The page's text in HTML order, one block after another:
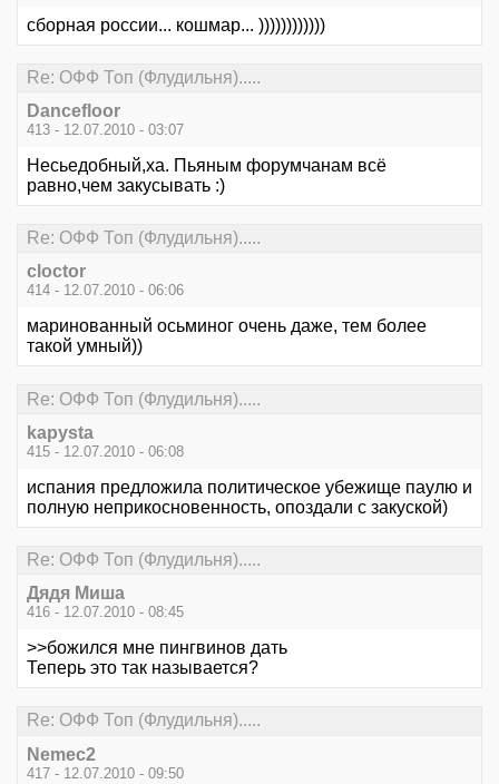
сборная россии... кошмар... ))))))))))))
Re: ОФФ Топ (Флудильня).....
Dancefloor
413 - 12.07.2010 - 03:07
Несьедобный,ха. Пьяным форумчанам всё
равно,чем закусывать :)
Re: ОФФ Топ (Флудильня).....
cloctor
414 - 12.07.2010 - 06:06
маринованный осьминог очень даже, тем более
такой умный))
Re: ОФФ Топ (Флудильня).....
kapysta
415 - 12.07.2010 - 06:08
испания предложила политическое убежище паулю и
полную неприкосновенность, опоздали с закуской)
Re: ОФФ Топ (Флудильня).....
Дядя Миша
416 - 12.07.2010 - 08:45
>>божился мне пингвинов дать
Теперь это так называется?
Re: ОФФ Топ (Флудильня).....
Nemec2
417 - 12.07.2010 - 09:50